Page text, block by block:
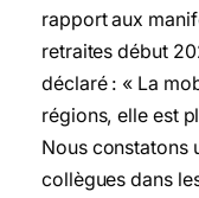
rapport aux
retraites début
déclaré : « La
régions, elle est
Nous constatons
collègues dans